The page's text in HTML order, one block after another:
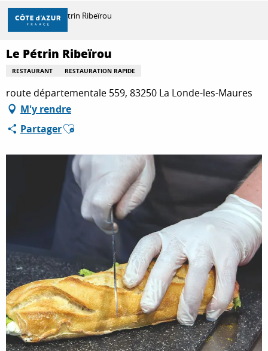
Aller
contenu
principal
DÉCOUVRIR
À FAIRE
SÉJOURNER
Accueil Le Pétrin Ribeïrou
Le Pétrin Ribeïrou
RESTAURANT RESTAURATION RAPIDE
route départementale 559, 83250 La Londe-les-Maures
M'y rendre
PartagerAjouter aux favoris